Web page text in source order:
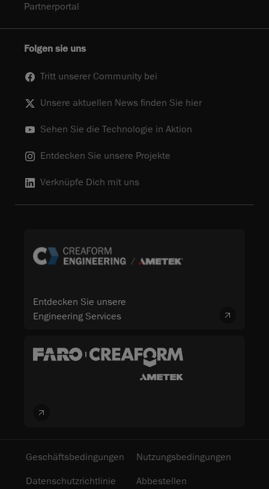
Partnerportal
Folgen sie uns
Tritt unserer Community bei
Unsere aktuellen News finden Sie hier
Sehen Sie die Technologie in Aktion
Entdecken Sie unsere Projekte
Verknüpfe Dich mit uns
Entdecken Sie unsere
Engineering Services
Geschäftsbedingungen
Nutzungsbedingungen
Datenschutzrichtlinie
Abbestellen